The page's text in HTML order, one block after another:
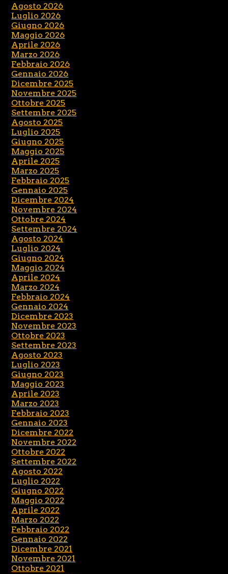
Agosto 2026
Luglio 2026
Giugno 2026
Maggio 2026
Aprile 2026
Marzo 2026
Febbraio 2026
Gennaio 2026
Dicembre 2025
Novembre 2025
Ottobre 2025
Settembre 2025
Agosto 2025
Luglio 2025
Giugno 2025
Maggio 2025
Aprile 2025
Marzo 2025
Febbraio 2025
Gennaio 2025
Dicembre 2024
Novembre 2024
Ottobre 2024
Settembre 2024
Agosto 2024
Luglio 2024
Giugno 2024
Maggio 2024
Aprile 2024
Marzo 2024
Febbraio 2024
Gennaio 2024
Dicembre 2023
Novembre 2023
Ottobre 2023
Settembre 2023
Agosto 2023
Luglio 2023
Giugno 2023
Maggio 2023
Aprile 2023
Marzo 2023
Febbraio 2023
Gennaio 2023
Dicembre 2022
Novembre 2022
Ottobre 2022
Settembre 2022
Agosto 2022
Luglio 2022
Giugno 2022
Maggio 2022
Aprile 2022
Marzo 2022
Febbraio 2022
Gennaio 2022
Dicembre 2021
Novembre 2021
Ottobre 2021